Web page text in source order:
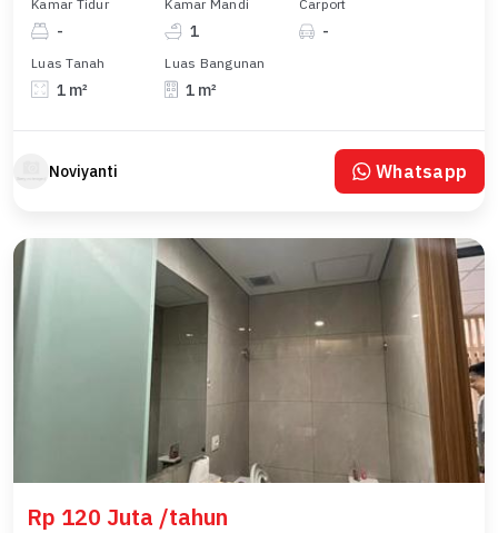
Kamar Tidur
-
Kamar Mandi
1
Carport
-
Luas Tanah
1 m²
Luas Bangunan
1 m²
Noviyanti Whatsapp
Rp 120 Juta /tahun